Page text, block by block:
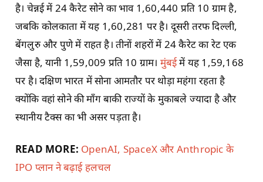
है। चेन्नई में 24 कैरेट सोने का भाव 1,60,440 प्रति 10 ग्राम है,
जबकि कोलकाता में यह 1,60,281 पर है। दूसरी तरफ दिल्ली,
बेंगलुरु और पुणे में राहत है। तीनों शहरों में 24 कैरेट का रेट एक
जैसा है, यानी 1,59,009 प्रति 10 ग्राम। मुंबईमें यह 1,59,168
पर है। दक्षिण भारत में सोना आमतौर पर थोड़ा महंगा रहता है
क्योंकि वहां सोने की माँग बाकी राज्यों के मुकाबले ज्यादा है और
स्थानीय टैक्स का भी असर पड़ता है।
READ MORE: OpenAI, SpaceX और Anthropic के
IPO प्लान ने बढ़ाई हलचल